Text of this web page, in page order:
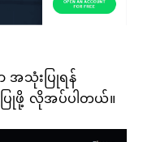
အသုံးပြုရန်
ြုဖို့ လိုအပ်ပါတယ်။